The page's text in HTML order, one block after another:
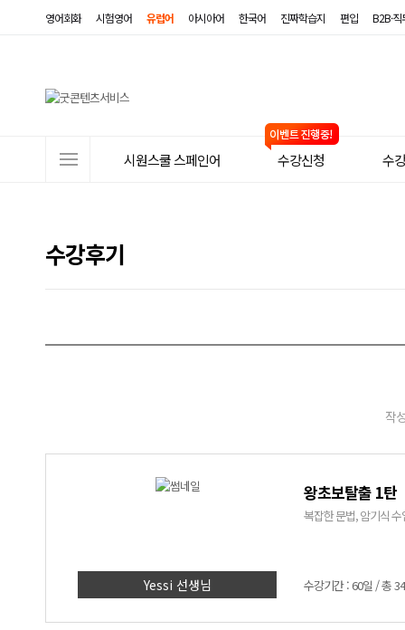
영어회화 시험영어 유럽어 아시아어 한국어 진짜학습지 편입 B2B·
뉴
시원스쿨 스페인어 수강신청 수
수강후기
작
Yessi 선생님
왕초보탈출 1탄
복잡한 문법, 암기식
수강기간 : 60일 / 총